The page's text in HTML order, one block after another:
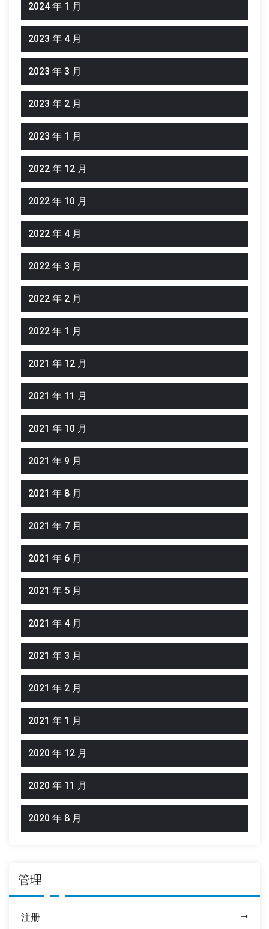
2024 年 1 月
2023 年 4 月
2023 年 3 月
2023 年 2 月
2023 年 1 月
2022 年 12 月
2022 年 10 月
2022 年 4 月
2022 年 3 月
2022 年 2 月
2022 年 1 月
2021 年 12 月
2021 年 11 月
2021 年 10 月
2021 年 9 月
2021 年 8 月
2021 年 7 月
2021 年 6 月
2021 年 5 月
2021 年 4 月
2021 年 3 月
2021 年 2 月
2021 年 1 月
2020 年 12 月
2020 年 11 月
2020 年 8 月
管理
注册